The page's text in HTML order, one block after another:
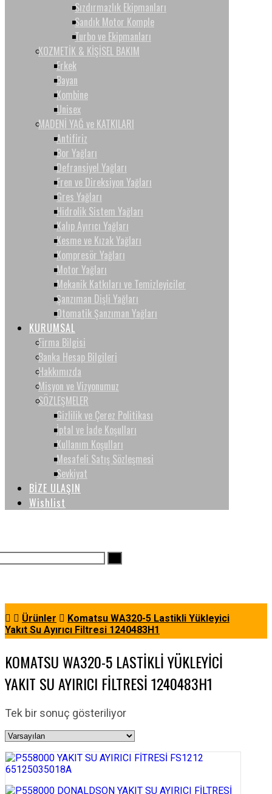
Sızdırmazlık Ekipmanları
Sandık Motor Komple
Turbo ve Ekipmanları
KOZMETİK & KİŞİSEL BAKIM
Erkek
Bayan
Kombine
Unisex
MADENİ YAĞ ve KATKILARI
Antifiriz
Bor Yağları
Defransiyel Yağları
Fren ve Direksiyon Yağları
Gres Yağları
Hidrolik Sistem Yağları
Kalıp Ayırıcı Yağları
Kesme ve Kızak Yağları
Kompresör Yağları
Motor Yağları
Mekanik Katkıları ve Temizleyiciler
Şanzıman Dişli Yağları
Otomatik Şanzıman Yağları
KURUMSAL
Firma Bilgisi
Banka Hesap Bilgileri
Hakkımızda
Misyon ve Vizyonumuz
SÖZLEŞMELER
Gizlilik ve Çerez Politikası
İptal ve İade Koşulları
Kullanım Koşulları
Mesafeli Satış Sözleşmesi
Sevkiyat
BİZE ULAŞIN
Wishlist
Ürünler
Komatsu WA320-5 Lastikli Yükleyici
Yakıt Su Ayırıcı Filtresi 1240483H1
KOMATSU WA320-5 LASTIKLI YÜKLEYICI
YAKIT SU AYIRICI FILTRESI 1240483H1
Tek bir sonuç gösteriliyor